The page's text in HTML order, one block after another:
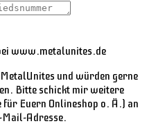
www.metalunites.de
und würden gerne
Bitte schickt mir weitere
Euern Onlineshop o. Ä.) an
Mail-Adresse.